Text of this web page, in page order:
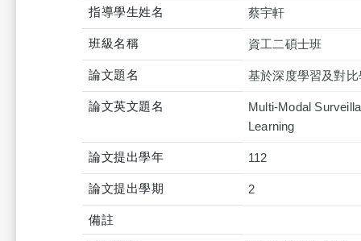
指導學生姓名 蔡宇軒
班級名稱 資工二碩士班
論文題名 基於深度學習及對
論文英文題名
Multi-Modal
Learning
論文提出學年 112
論文提出學期 2
備註